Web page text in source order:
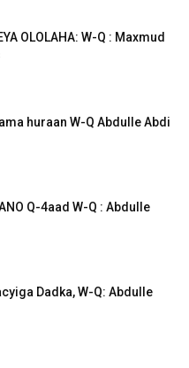
OLOLAHA: W-Q : Maxmud
huraan W-Q Abdulle Abdi
Q-4aad W-Q : Abdulle
Dadka, W-Q: Abdulle